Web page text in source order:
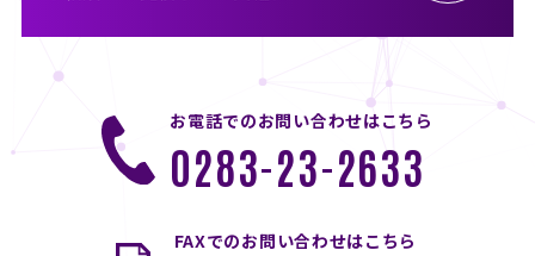
お電話でのお問い合わせはこちら
0283-23-2633
FAXでのお問い合わせはこちら